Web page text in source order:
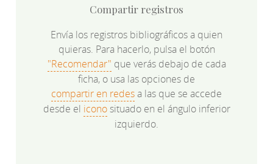
Compartir registros
Envía los registros bibliográficos a quien
quieras. Para hacerlo, pulsa el botón
"Recomendar" que verás debajo de cada
ficha, o usa las opciones de
compartir en redesa las que se accede
desde el iconosituado en el ángulo inferior
izquierdo.